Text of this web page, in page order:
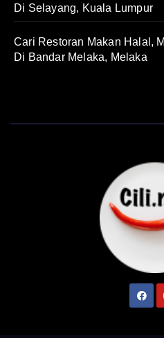
Di Selayang, Kuala Lumpur
Cari Restoran Makan Halal,
Di Bandar Melaka, Melaka